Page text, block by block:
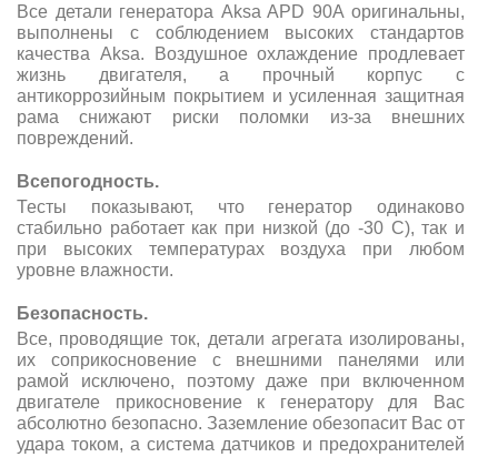
Все детали генератора Aksa APD 90A оригинальны,
выполнены с соблюдением высоких стандартов
качества Aksa. Воздушное охлаждение продлевает
жизнь двигателя, а прочный корпус с
антикоррозийным покрытием и усиленная защитная
рама снижают риски поломки из-за внешних
повреждений.
Всепогодность.
Тесты показывают, что генератор одинаково
стабильно работает как при низкой (до -30 С), так и
при высоких температурах воздуха при любом
уровне влажности.
Безопасность.
Все, проводящие ток, детали агрегата изолированы,
их соприкосновение с внешними панелями или
рамой исключено, поэтому даже при включенном
двигателе прикосновение к генератору для Вас
абсолютно безопасно. Заземление обезопасит Вас от
удара током, а система датчиков и предохранителей